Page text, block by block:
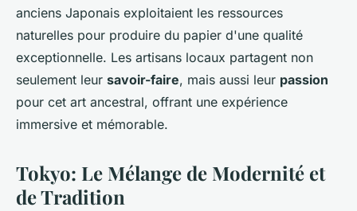
anciens Japonais exploitaient les ressources
naturelles pour produire du papier d'une qualité
exceptionnelle. Les artisans locaux partagent non
seulement leur savoir-faire, mais aussi leur passion
pour cet art ancestral, offrant une expérience
immersive et mémorable.
Tokyo: Le Mélange de Modernité et
de Tradition